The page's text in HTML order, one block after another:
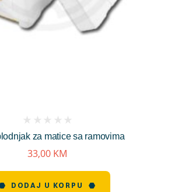
za matice sa ramovima
reviews)
33,00 KM
DODAJ U KORPU